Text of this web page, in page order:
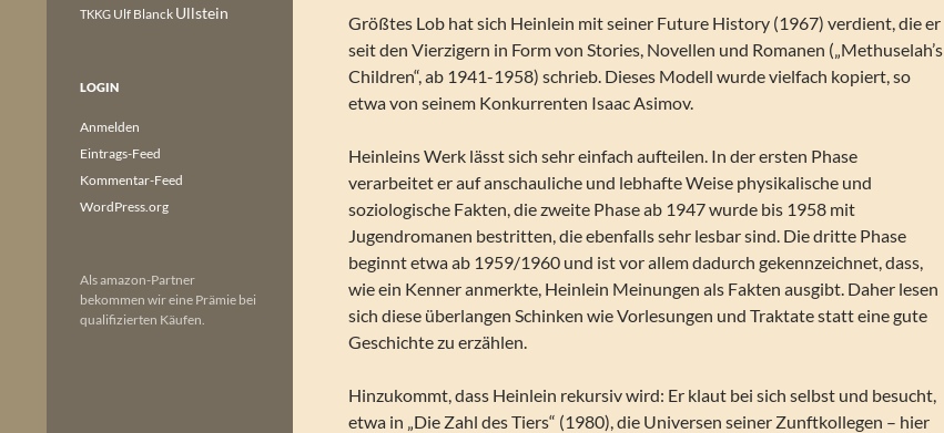
Größtes Lob hat sich Heinlein mit seiner Future History (1967) verdient, die er
seit den Vierzigern in Form von Stories, Novellen und Romanen („Methuselah’s
Children“, ab 1941-1958) schrieb. Dieses Modell wurde vielfach kopiert, so
etwa von seinem Konkurrenten Isaac Asimov.
Heinleins Werk lässt sich sehr einfach aufteilen. In der ersten Phase
verarbeitet er auf anschauliche und lebhafte Weise physikalische und
soziologische Fakten, die zweite Phase ab 1947 wurde bis 1958 mit
Jugendromanen bestritten, die ebenfalls sehr lesbar sind. Die dritte Phase
beginnt etwa ab 1959/1960 und ist vor allem dadurch gekennzeichnet, dass,
wie ein Kenner anmerkte, Heinlein Meinungen als Fakten ausgibt. Daher lesen
sich diese überlangen Schinken wie Vorlesungen und Traktate statt eine gute
Geschichte zu erzählen.
Hinzukommt, dass Heinlein rekursiv wird: Er klaut bei sich selbst und besucht,
etwa in „Die Zahl des Tiers“ (1980), die Universen seiner Zunftkollegen – hier
TKKG Ulf Blanck Ullstein
LOGIN
Anmelden
Eintrags-Feed
Kommentar-Feed
WordPress.org
Als amazon-Partner
bekommen wir eine Prämie bei
qualifizierten Käufen.